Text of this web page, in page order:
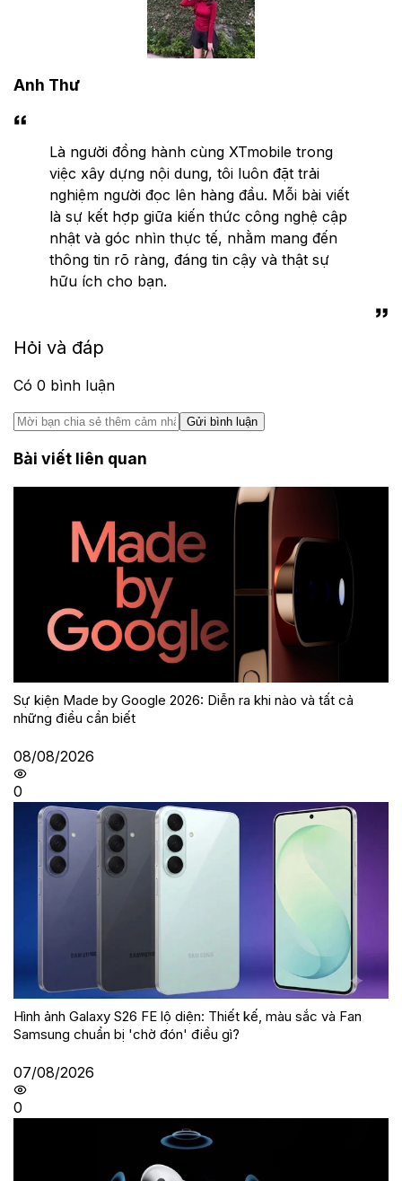
Anh Thư
Là người đồng hành cùng XTmobile trong
việc xây dựng nội dung, tôi luôn đặt trải
nghiệm người đọc lên hàng đầu. Mỗi bài viết
là sự kết hợp giữa kiến thức công nghệ cập
nhật và góc nhìn thực tế, nhằm mang đến
thông tin rõ ràng, đáng tin cậy và thật sự
hữu ích cho bạn.
Hỏi và đáp
Có 0 bình luận
Gửi bình luận
Bài viết liên quan
Sự kiện Made by Google 2026: Diễn ra khi nào và tất cả
những điều cần biết
08/08/2026
0
Hình ảnh Galaxy S26 FE lộ diện: Thiết kế, màu sắc và Fan
Samsung chuẩn bị 'chờ đón' điều gì?
07/08/2026
0